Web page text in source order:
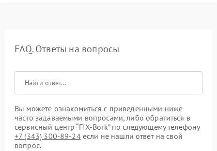
FAQ. Ответы на вопросы
Вы можете ознакомиться с приведенными ниже
часто задаваемыми вопросами, либо обратиться в
сервисный центр “FIX-Bork” по следующему телефону
+7 (343) 300-89-24если не нашли ответ на свой
вопрос.